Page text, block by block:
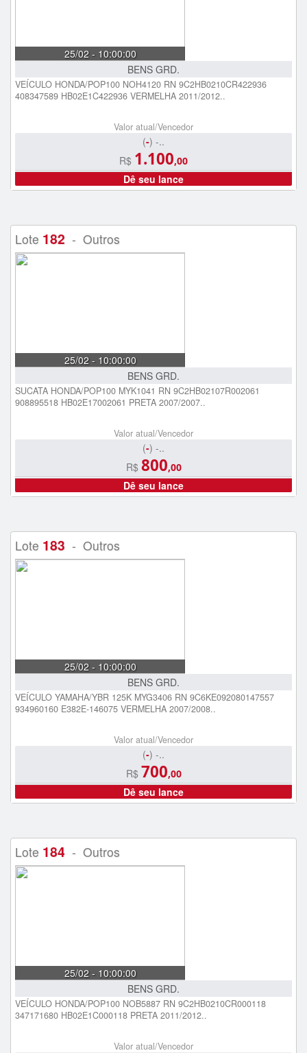
25/02 - 10:00:00
BENS GRD.
VEÍCULO HONDA/POP100 NOH4120 RN 9C2HB0210CR422936
408347589 HB02E1C422936 VERMELHA 2011/2012..
Valor atual/Vencedor
(-) -..
R$ 1.100,00
Dê seu lance
Lote 182 - Outros
25/02 - 10:00:00
BENS GRD.
SUCATA HONDA/POP100 MYK1041 RN 9C2HB02107R002061
908895518 HB02E17002061 PRETA 2007/2007..
Valor atual/Vencedor
(-) -..
R$ 800,00
Dê seu lance
Lote 183 - Outros
25/02 - 10:00:00
BENS GRD.
VEÍCULO YAMAHA/YBR 125K MYG3406 RN 9C6KE092080147557
934960160 E382E-146075 VERMELHA 2007/2008..
Valor atual/Vencedor
(-) -..
R$ 700,00
Dê seu lance
Lote 184 - Outros
25/02 - 10:00:00
BENS GRD.
VEÍCULO HONDA/POP100 NOB5887 RN 9C2HB0210CR000118
347171680 HB02E1C000118 PRETA 2011/2012..
Valor atual/Vencedor